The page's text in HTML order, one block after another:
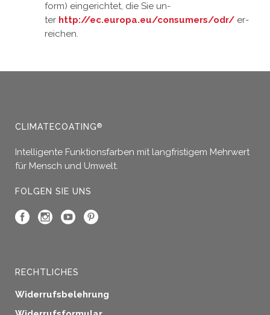
form) ein­ge­rich­tet, die Sie un­
ter http://ec.europa.eu/consumers/odr/ er­
rei­chen.
CLIMATECOATING®
Intelligente Funktionsfarben mit langfristigem Mehrwert
für Mensch und Umwelt.
FOLGEN SIE UNS
RECHTLICHES
Widerrufsbelehrung